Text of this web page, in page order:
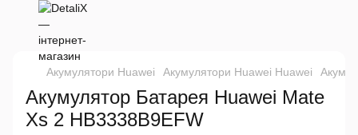
Акумулятори Huawei Акумулятори Huawei Huawei
Акумулятор Батарея Huawei Mate
Xs 2 HB3338B9EFW